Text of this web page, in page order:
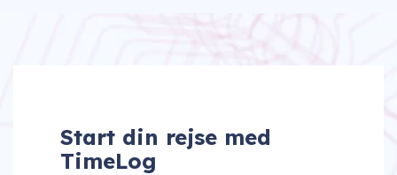
Start din rejse med
TimeLog